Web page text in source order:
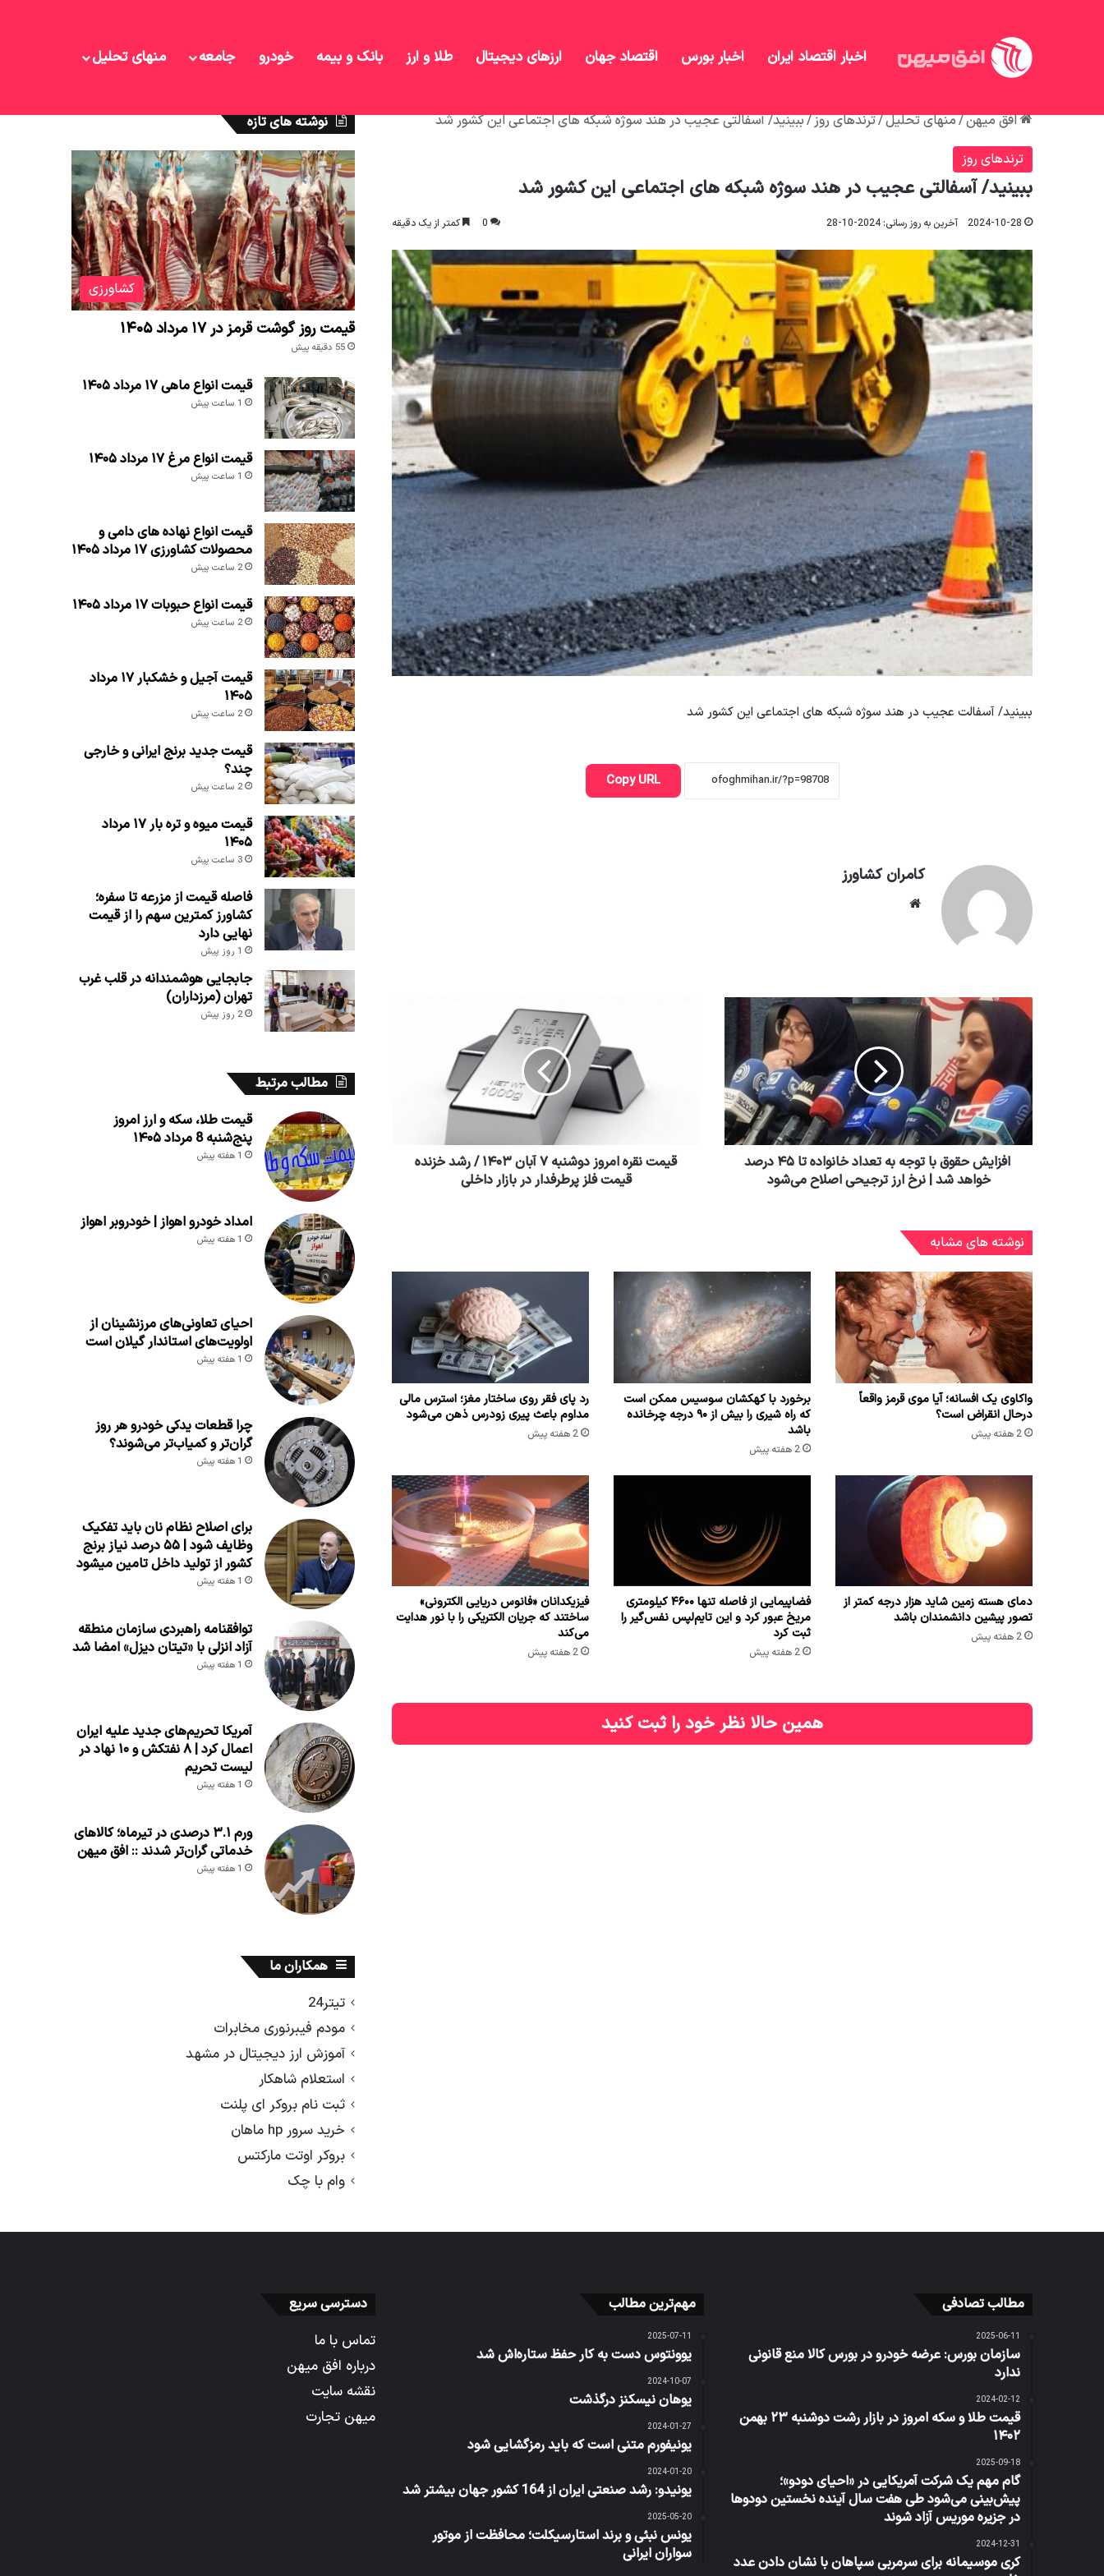
اخبار اقتصاد ایران اخبار بورس اقتصاد جهان ارزهای دیجیتال طلا و ارز بانک و بیمه خودرو جامعه منهای تحلیل
افق میهن/منهای تحلیل/ترندهای روز/ببینید/ آسفالتی عجیب در هند سوژه شبکه های اجتماعی این کشور شد
ترندهای روز
ببینید/ آسفالتی عجیب در هند سوژه شبکه های اجتماعی این کشور شد
2024-10-28 آخرین به روز رسانی: 2024-10-28 0 کمتر از یک دقیقه
ببینید/ آسفالت عجیب در هند سوژه شبکه های اجتماعی این کشور شد
Copy URL
کامران کشاورز
‍ افزایش حقوق با توجه به تعداد خانواده تا ۴۵ درصد
خواهد شد | نرخ ارز ترجیحی اصلاح می‌شود
قیمت نقره امروز دوشنبه ۷ آبان ۱۴۰۳ / رشد خزنده
قیمت فلز پرطرفدار در بازار داخلی
نوشته های مشابه
واکاوی یک افسانه؛ آیا موی قرمز واقعاً
درحال انقراض است؟
2 هفته پیش
برخورد با کهکشان سوسیس ممکن است
که راه شیری را بیش از ۹۰ درجه چرخانده
باشد
2 هفته پیش
رد پای فقر روی ساختار مغز؛ استرس مالی
مداوم باعث پیری زودرس ذهن می‌شود
2 هفته پیش
دمای هسته زمین شاید هزار درجه کمتر از
تصور پیشین دانشمندان باشد
2 هفته پیش
فضاپیمایی از فاصله تنها ۴۶۰۰ کیلومتری
مریخ عبور کرد و این تایم‌لپس نفس‌گیر را
ثبت کرد
2 هفته پیش
فیزیکدانان «فانوس دریایی الکترونی»
ساختند که جریان الکتریکی را با نور هدایت
می‌کند
2 هفته پیش
همین حالا نظر خود را ثبت کنید
نوشته های تازه
کشاورزی
قیمت روز گوشت قرمز در ۱۷ مرداد ۱۴۰۵
55 دقیقه پیش
قیمت انواع ماهی ۱۷ مرداد ۱۴۰۵
1 ساعت پیش
قیمت انواع مرغ ۱۷ مرداد ۱۴۰۵
1 ساعت پیش
قیمت انواع نهاده های دامی و
محصولات کشاورزی ۱۷ مرداد ۱۴۰۵
2 ساعت پیش
قیمت انواع حبوبات ۱۷ مرداد ۱۴۰۵
2 ساعت پیش
قیمت آجیل و خشکبار ۱۷ مرداد
۱۴۰۵
2 ساعت پیش
قیمت جدید برنج ایرانی و خارجی
چند؟
2 ساعت پیش
قیمت میوه و تره بار ۱۷ مرداد
۱۴۰۵
3 ساعت پیش
فاصله قیمت از مزرعه تا سفره؛
کشاورز کمترین سهم را از قیمت
نهایی دارد
1 روز پیش
جابجایی هوشمندانه در قلب غرب
تهران (مرزداران)
2 روز پیش
مطالب مرتبط
قیمت طلا، سکه و ارز امروز
پنج‌شنبه 8 مرداد ۱۴۰۵
1 هفته پیش
امداد خودرو اهواز | خودروبر اهواز
1 هفته پیش
احیای تعاونی‌های مرزنشینان از
اولویت‌های استاندار گیلان است
1 هفته پیش
چرا قطعات یدکی خودرو هر روز
گران‌تر و کمیاب‌تر می‌شوند؟
1 هفته پیش
برای اصلاح نظام نان باید تفکیک
وظایف شود | ۵۵ درصد نیاز برنج
کشور از تولید داخل تامین میشود
1 هفته پیش
توافقنامه راهبردی سازمان منطقه
آزاد انزلی با «تیتان دیزل» امضا شد
1 هفته پیش
آمریکا تحریم‌های جدید علیه ایران
اعمال کرد | ۸ نفتکش و ۱۰ نهاد در
لیست تحریم
1 هفته پیش
ورم ۳.۱ درصدی در تیرماه؛ کالاهای
خدماتی گران‌تر شدند :: افق میهن
1 هفته پیش
همکاران ما
تیتر24
مودم فیبرنوری مخابرات
آموزش ارز دیجیتال در مشهد
استعلام شاهکار
ثبت نام بروکر ای پلنت
خرید سرور hp ماهان
بروکر اوتت مارکتس
وام با چک
مطالب تصادفی
2025-06-11
سازمان بورس: عرضه خودرو در بورس کالا منع قانونی
ندارد
2024-02-12
قیمت طلا و سکه امروز در بازار رشت دوشنبه ۲۳ بهمن
۱۴۰۲
2025-09-18
گام مهم یک شرکت آمریکایی در «احیای دودو»؛
پیش‌بینی می‌شود طی هفت سال آینده نخستین دودو‌ها
در جزیره موریس آزاد شوند
2024-12-31
کری‌ موسیمانه برای سرمربی سپاهان با نشان دادن عدد
مهم‌ترین مطالب
2025-07-11
یوونتوس دست به کار حفظ ستاره‌اش شد
2024-10-07
یوهان نیسکنز درگذشت
2024-01-27
یونیفورم متنی است که باید رمزگشایی شود
2024-01-20
یونیدو: رشد صنعتی ایران از 164 کشور جهان بیشتر شد
2025-05-20
یونس نبئی و برند استارسیکلت؛ محافظت از موتور
سواران ایرانی
دسترسی سریع
تماس با ما
درباره افق میهن
نقشه سایت
میهن تجارت